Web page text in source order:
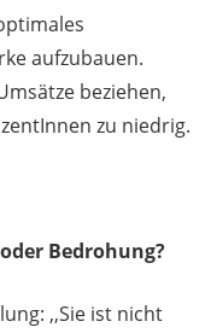
aufzubauen.
beziehen,
zu niedrig.
Bedrohung?
,,Sie ist nicht